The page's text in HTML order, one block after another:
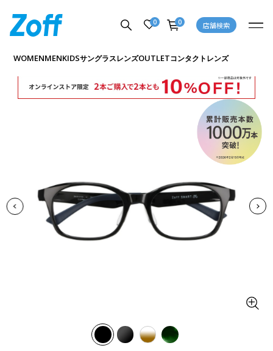
0 0 店舗検索
WOMENMENKIDSサングラスレンズOUTLETコンタクトレンズ
商品詳細ページへ